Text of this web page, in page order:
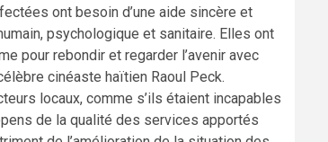
ont besoin d’une aide sincère et
psychologique et sanitaire. Elles ont
pour rebondir et regarder l’avenir avec
cinéaste haïtien Raoul Peck.
locaux, comme s’ils étaient incapables
de la qualité des services apportés